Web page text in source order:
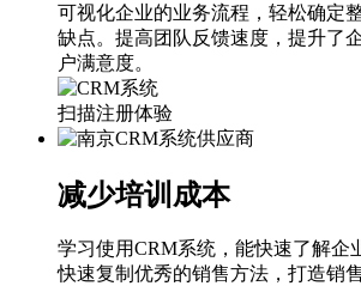
可视化企业的业务流程，轻松确定
缺点。提高团队反馈速度，提升了
户满意度。
扫描注册体验
减少培训成本
学习使用CRM系统，能快速了解企
快速复制优秀的销售方法，打造销售